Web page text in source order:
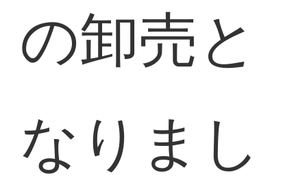
の卸売と
なりまし